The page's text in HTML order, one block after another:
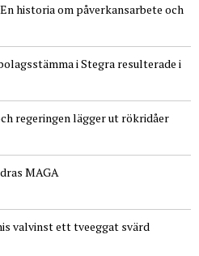
historia om påverkansarbete och
i Stegra resulterade i
regeringen lägger ut rökridåer
MAGA
valvinst ett tveeggat svärd